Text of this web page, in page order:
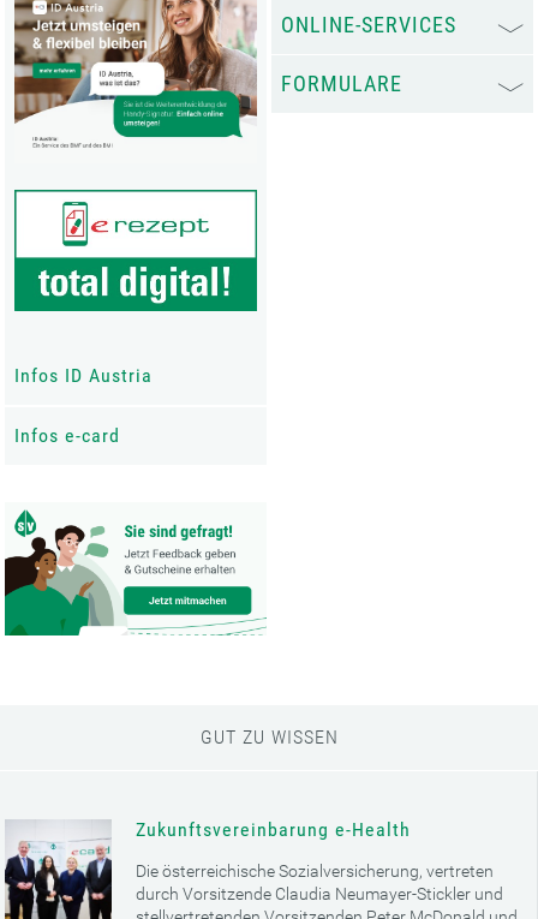
Infos ID Austria
Infos e-card
ONLINE-SERVICES
FORMULARE
GUT ZU WISSEN
Zukunftsvereinbarung e-Health
Die österreichische Sozialversicherung, vertreten
durch Vorsitzende Claudia Neumayer-Stickler und